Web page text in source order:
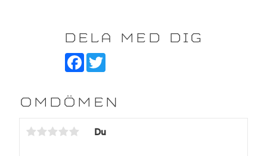
DELA MED DIG
F
b
o
T
t
e
OMDÖMEN
Du